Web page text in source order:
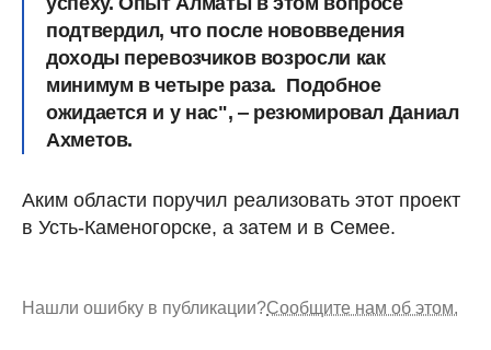
подтвердил, что после нововведения
доходы перевозчиков возросли как
минимум в четыре раза. Подобное
ожидается и у нас", ‒ резюмировал Даниал
Ахметов.
Аким области поручил реализовать этот проект
в Усть-Каменогорске, а затем и в Семее.
Нашли ошибку в публикации?Сообщите нам об этом.